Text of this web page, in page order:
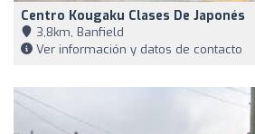
Centro Kougaku Clases De Japonés
3,8km, Banfield
Ver información y datos de contacto